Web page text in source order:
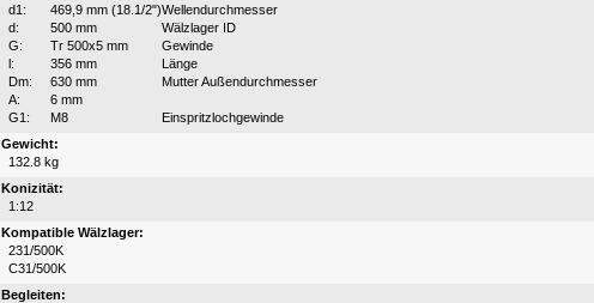
d1:
469,9 mm (18.1/2")Wellendurchmesser
d:
500 mm
Wälzlager ID
G:
Tr 500x5 mm
Gewinde
l:
356 mm
Länge
Dm:
630 mm
Mutter Außendurchmesser
A:
6 mm
G1:
M8
Einspritzlochgewinde
Gewicht:
132.8 kg
Konizität:
1:12
Kompatible Wälzlager:
231/500K
C31/500K
Begleiten: